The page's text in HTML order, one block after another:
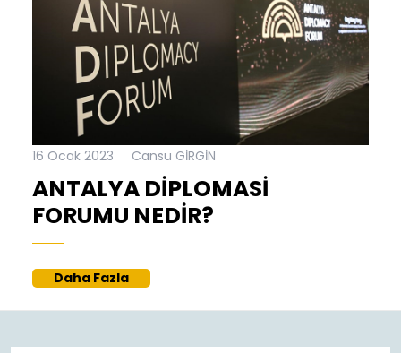
16 Ocak 2023
2023
Cansu GİRGİN
ANTALYA DİPLOMASİ
FORUMU NEDİR?
Daha FazlaDaha